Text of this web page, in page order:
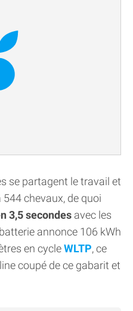
se partagent le travail et
chevaux, de quoi
3,5 secondes avec les
annonce 106 kWh
en cycleWLTP, ce
coupé de ce gabarit et